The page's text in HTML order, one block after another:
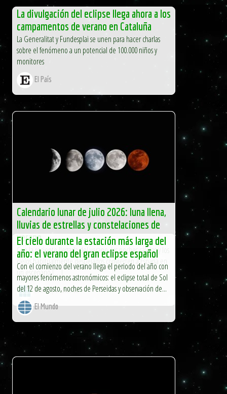
La divulgación del eclipse llega ahora a los
campamentos de verano en Cataluña
La Generalitat y Fundesplai se unen para hacer charlas
sobre el fenómeno a un potencial de 100.000 niños y
monitores
El País
Calendario lunar de julio 2026: luna llena,
lluvias de estrellas y constelaciones de
verano
Con la reciente llegada del verano, las noches cálidas y los
cielos habitualmente despejados convierten a España en
un escenario […]
El Independiente
El cielo durante la estación más larga del
año: el verano del gran eclipse español
Con el comienzo del verano llega el periodo del año con
mayores fenómenos astronómicos: el eclipse total de Sol
del 12 de agosto, noches de Perseidas y observación de...
El Mundo